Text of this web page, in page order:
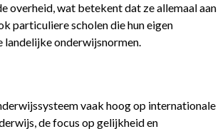
overheid, wat betekent dat ze allemaal aan
particuliere scholen die hun eigen
landelijke onderwijsnormen.
vaak hoog op internationale
de focus op gelijkheid en